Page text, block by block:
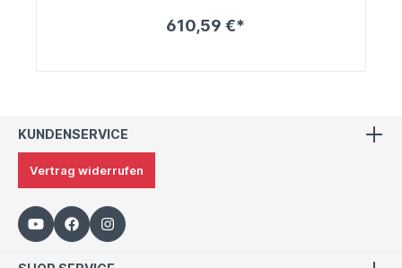
610,59 €*
KUNDENSERVICE
Vertrag widerrufen